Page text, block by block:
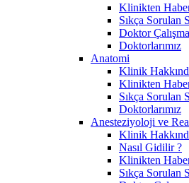
Klinikten
Sıkça Sorulan
Doktor
Doktorlarımız
Anatomi
Klinik
Klinikten
Sıkça Sorulan
Doktorlarımız
Anesteziyoloji ve
Klinik
Nasıl Gidilir ?
Klinikten
Sıkça Sorulan